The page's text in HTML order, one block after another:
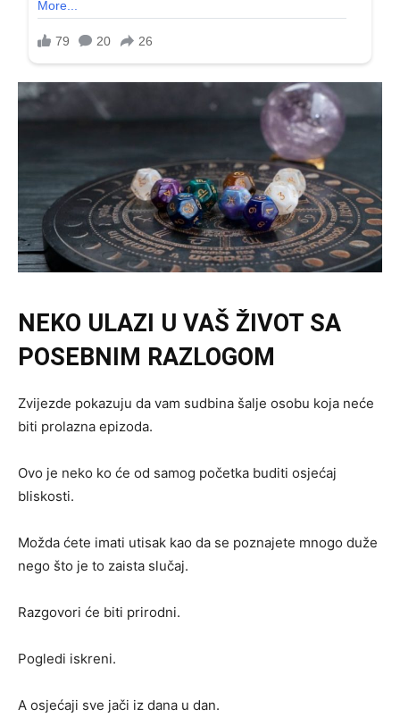
NEKO ULAZI U VAŠ ŽIVOT SA
POSEBNIM RAZLOGOM
Zvijezde pokazuju da vam sudbina šalje osobu koja neće
biti prolazna epizoda.
Ovo je neko ko će od samog početka buditi osjećaj
bliskosti.
Možda ćete imati utisak kao da se poznajete mnogo duže
nego što je to zaista slučaj.
Razgovori će biti prirodni.
Pogledi iskreni.
A osjećaji sve jači iz dana u dan.